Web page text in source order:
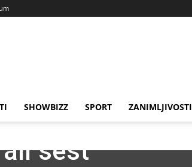
SHOWBIZZ SPORT ZANIMLJIVOSTI
da
šest